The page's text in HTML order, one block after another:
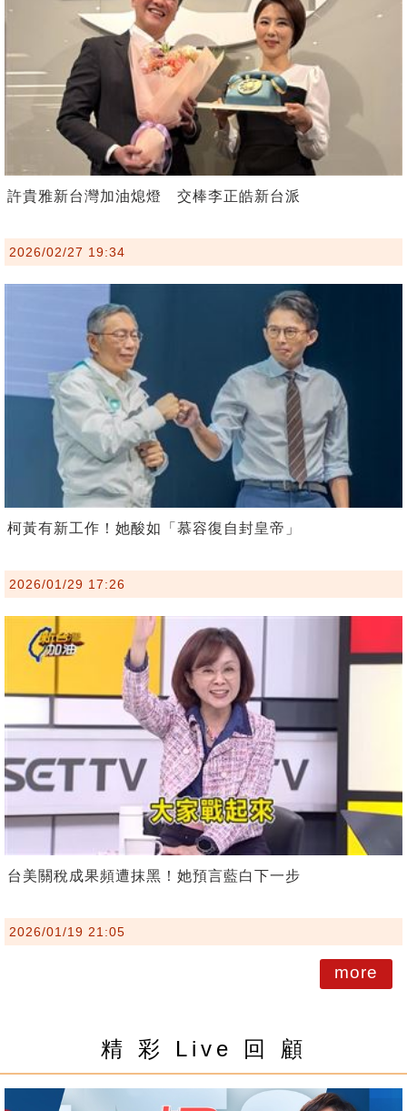
許貴雅新台灣加油熄燈 交棒李正皓新台派
2026/02/27 19:34
柯黃有新工作！她酸如「慕容復自封皇帝」
2026/01/29 17:26
台美關稅成果頻遭抹黑！她預言藍白下一步
2026/01/19 21:05
more
精 彩 Live 回 顧